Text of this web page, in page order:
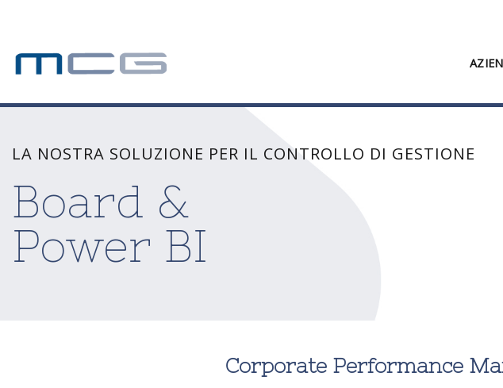
LA NOSTRA SOLUZIONE PER IL CONTROLLO DI GESTIONE
Board &
Power BI
Corporate Performance